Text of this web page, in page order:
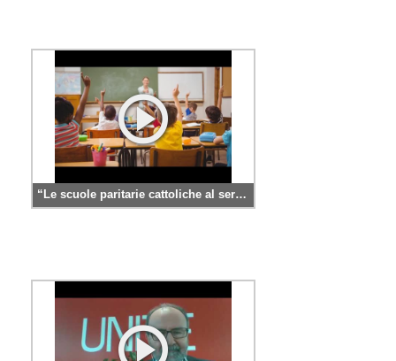
“Le scuole paritarie cattoliche al servizio della ripartenza”